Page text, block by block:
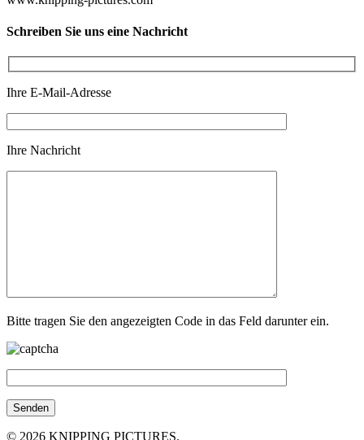
Schreiben Sie uns eine Nachricht
Ihre E-Mail-Adresse
Ihre Nachricht
Bitte tragen Sie den angezeigten Code in das Feld darunter ein.
© 2026 KNIPPING PICTURES.